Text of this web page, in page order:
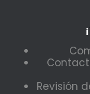
Revisión